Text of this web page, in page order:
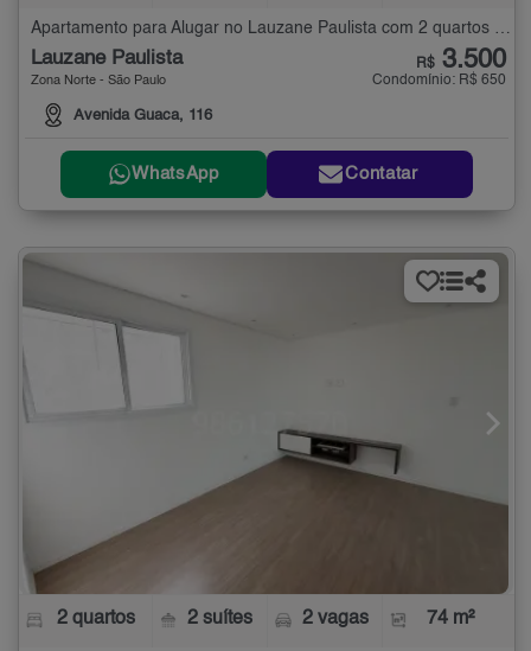
Lauzane Paulista
Zona Norte - São Paulo
Avenida Guaca, 116
R$ 3.500
Condomínio: R$ 650
WhatsApp Contatar
2 quartos 2 suítes 2 vagas 74 m²